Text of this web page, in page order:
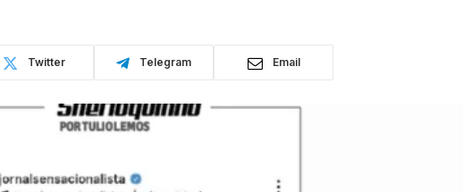
Twitter Telegram Email